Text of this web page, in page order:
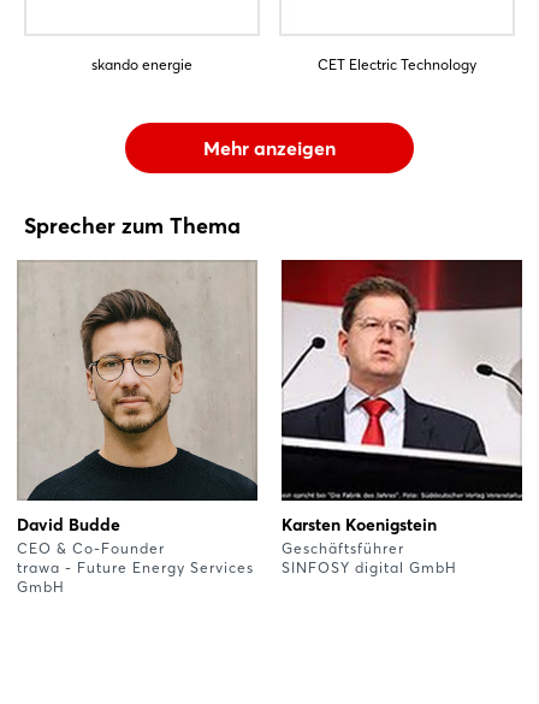
skando energie CET Electric Technology
Mehr anzeigen
Sprecher zum Thema
David Budde
CEO & Co-Founder
trawa - Future Energy Services
GmbH
Karsten Koenigstein
Geschäftsführer
SINFOSY digital GmbH